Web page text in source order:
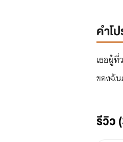
คำโ
เธอผู้
ของฉั
รีวิว